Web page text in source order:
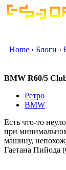
Home › Блоги ›
BMW R60/5
Ретро
BMW
Есть что-то
при
машину,
Гаетана Пийода